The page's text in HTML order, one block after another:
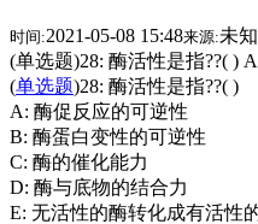
时间:2021-05-08 15:48来源:未知
(单选题)28: 酶活性是指??( )
(单选题)28: 酶活性是指??( )
A: 酶促反应的可逆性
B: 酶蛋白变性的可逆性
C: 酶的催化能力
D: 酶与底物的结合力
E: 无活性的酶转化成有活性